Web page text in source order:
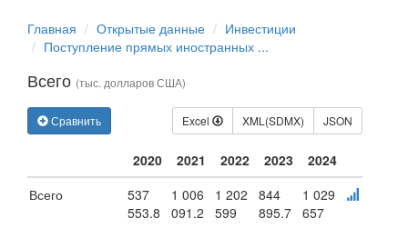
Главная Открытые данные
Инвестиции
Поступление прямых иностранных ...
Всего (тыс. долларов США)
Сравнить Excel XML(SDMX) JSON
2020 2021 2022 2023
2024
Всего
537
553.8
1 006
091.2
1 202
599
844
895.7
1 029
657